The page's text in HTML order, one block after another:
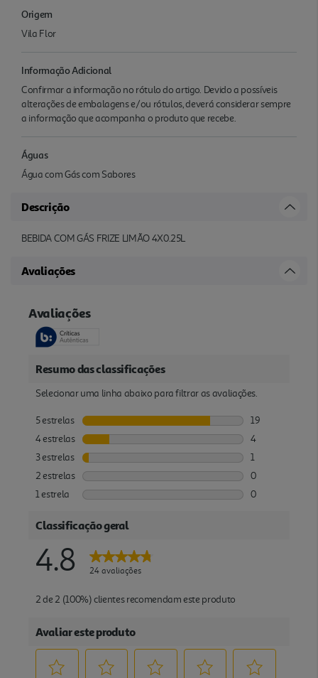
Origem
Vila Flor
Informação Adicional
Confirmar a informação no rótulo do artigo. Devido a possíveis
alterações de embalagens e/ou rótulos, deverá considerar sempre
a informação que acompanha o produto que recebe.
Águas
Água com Gás com Sabores
Descrição
BEBIDA COM GÁS FRIZE LIMÃO 4X0.25L
Avaliações